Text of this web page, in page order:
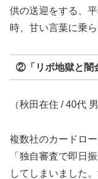
供の送迎をする、
時、甘い言葉に乗
②「リボ地獄と闇
（秋田在住 / 40代
複数社のカードロ
「独自審査で即日
してしまいました